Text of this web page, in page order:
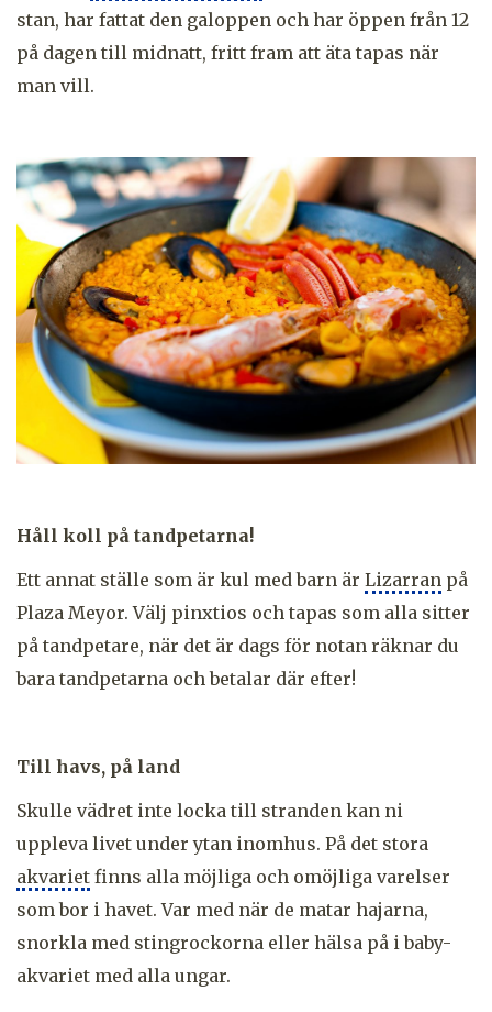
stan, har fattat den galoppen och har öppen från 12
på dagen till midnatt, fritt fram att äta tapas när
man vill.
Håll koll på tandpetarna!
Ett annat ställe som är kul med barn är Lizarran på
Plaza Meyor. Välj pinxtios och tapas som alla sitter
på tandpetare, när det är dags för notan räknar du
bara tandpetarna och betalar där efter!
Till havs, på land
Skulle vädret inte locka till stranden kan ni
uppleva livet under ytan inomhus. På det stora
akvariet finns alla möjliga och omöjliga varelser
som bor i havet. Var med när de matar hajarna,
snorkla med stingrockorna eller hälsa på i baby-
akvariet med alla ungar.